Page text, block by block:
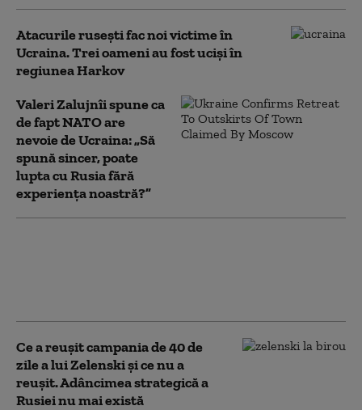
Atacurile rusești fac noi victime în
Ucraina. Trei oameni au fost uciși în
regiunea Harkov
Valeri Zalujnîi spune ca
de fapt NATO are
nevoie de Ucraina: „Să
spună sincer, poate
lupta cu Rusia fără
experiența noastră?”
Ce a reușit campania de 40 de
zile a lui Zelenski și ce nu a
reușit. Adâncimea strategică a
Rusiei nu mai există